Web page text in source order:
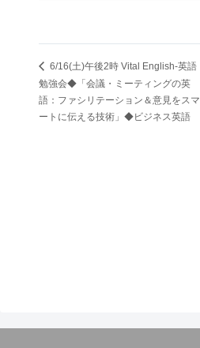
6/16(土)午後2時 Vital English-英語
勉強会◆「会議・ミーティングの英
語：ファシリテーション＆意見をスマ
ートに伝える技術」◆ビジネス英語